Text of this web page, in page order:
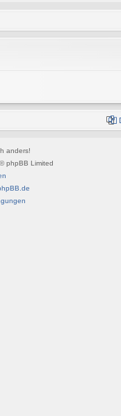
anders!
phpBB Limited